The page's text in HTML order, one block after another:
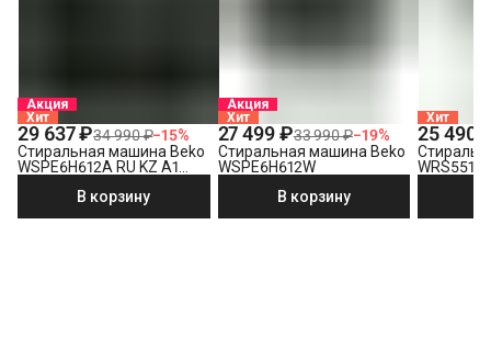
Акция
Хит
29 637 ₽34 990 ₽−15%
Стиральная машина Beko
WSPE6H612A RU KZ A1
В корзину
Акция
Хит
27 499 ₽33 990 ₽−19%
Стиральная машина Beko
WSPE6H612W
В корзину
Хит
25 490